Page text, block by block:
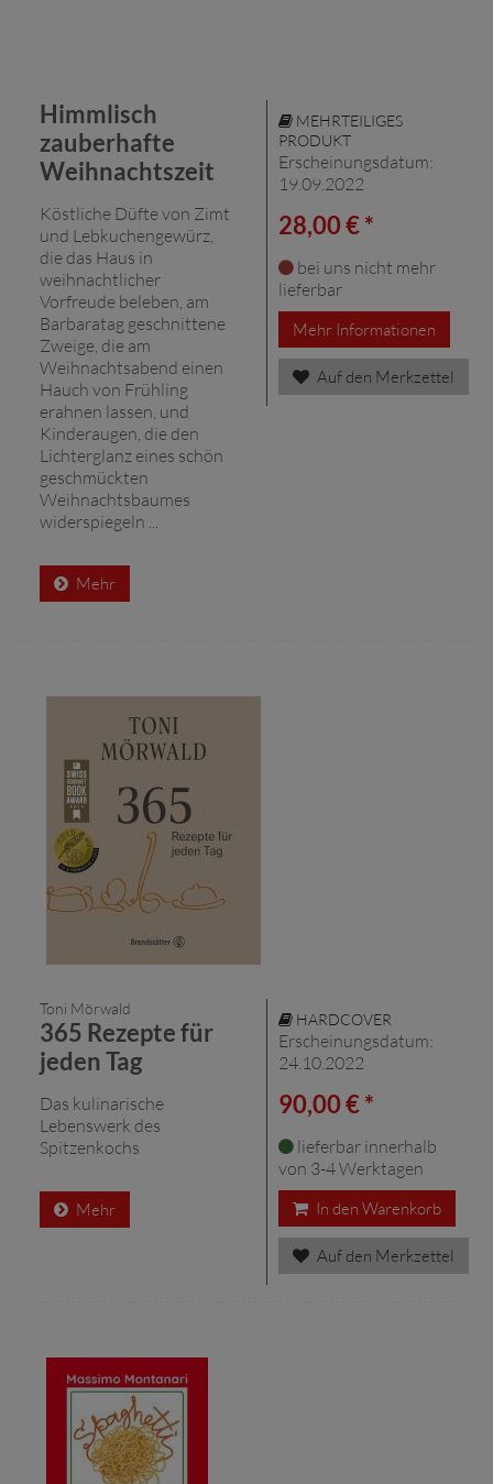
Himmlisch
zauberhafte
Weihnachtszeit
Köstliche Düfte von Zimt
und Lebkuchengewürz,
die das Haus in
weihnachtlicher
Vorfreude beleben, am
Barbaratag geschnittene
Zweige, die am
Weihnachtsabend einen
Hauch von Frühling
erahnen lassen, und
Kinderaugen, die den
Lichterglanz eines schön
geschmückten
Weihnachtsbaumes
widerspiegeln ...
Mehr
MEHRTEILIGES
PRODUKT
Erscheinungsdatum:
19.09.2022
28,00 € *
bei uns nicht mehr
lieferbar
Mehr Informationen
Auf den Merkzettel
Toni Mörwald
365 Rezepte für
jeden Tag
Das kulinarische
Lebenswerk des
Spitzenkochs
Mehr
HARDCOVER
Erscheinungsdatum:
24.10.2022
90,00 € *
lieferbar innerhalb
von 3-4 Werktagen
In den Warenkorb
Auf den Merkzettel